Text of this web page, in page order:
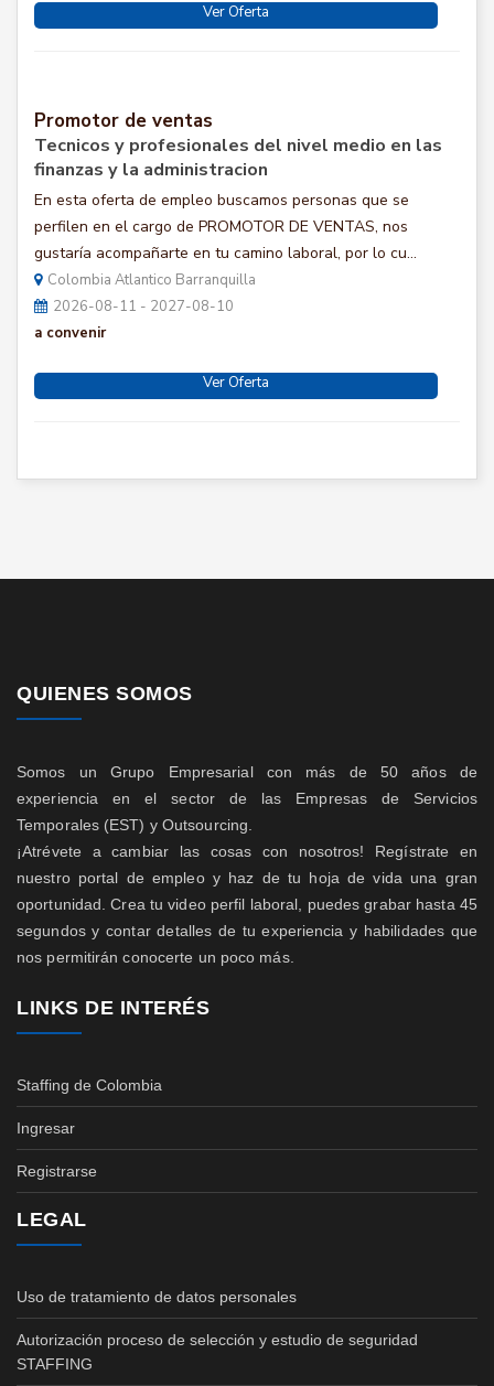
Ver Oferta
Promotor de ventas
Tecnicos y profesionales del nivel medio en las
finanzas y la administracion
En esta oferta de empleo buscamos personas que se
perfilen en el cargo de PROMOTOR DE VENTAS, nos
gustaría acompañarte en tu camino laboral, por lo cu...
Colombia Atlantico Barranquilla
2026-08-11 - 2027-08-10
a convenir
Ver Oferta
QUIENES SOMOS
Somos un Grupo Empresarial con más de 50 años de
experiencia en el sector de las Empresas de Servicios
Temporales (EST) y Outsourcing.
¡Atrévete a cambiar las cosas con nosotros! Regístrate en
nuestro portal de empleo y haz de tu hoja de vida una gran
oportunidad. Crea tu video perfil laboral, puedes grabar hasta 45
segundos y contar detalles de tu experiencia y habilidades que
nos permitirán conocerte un poco más.
LINKS DE INTERÉS
Staffing de Colombia
Ingresar
Registrarse
LEGAL
Uso de tratamiento de datos personales
Autorización proceso de selección y estudio de seguridad
STAFFING